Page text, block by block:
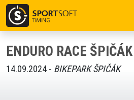
ENDURO RACE ŠPIČÁK
14.09.2024 - BIKEPARK ŠPIČÁK